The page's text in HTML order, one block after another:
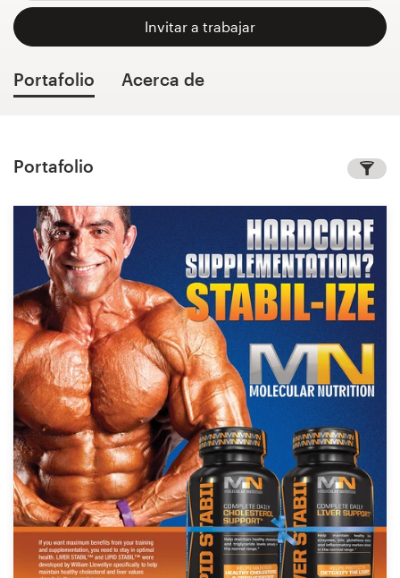
Invitar a trabajar
Portafolio Acerca de
Portafolio
99designs Pro
Servicios
Concursos de diseño
Proyectos 1-1
Encontrar un diseñador
Descubra la inspiración
99designs Studio
99designs Pro
Obtenga
un
diseño
Diseño de logotipo